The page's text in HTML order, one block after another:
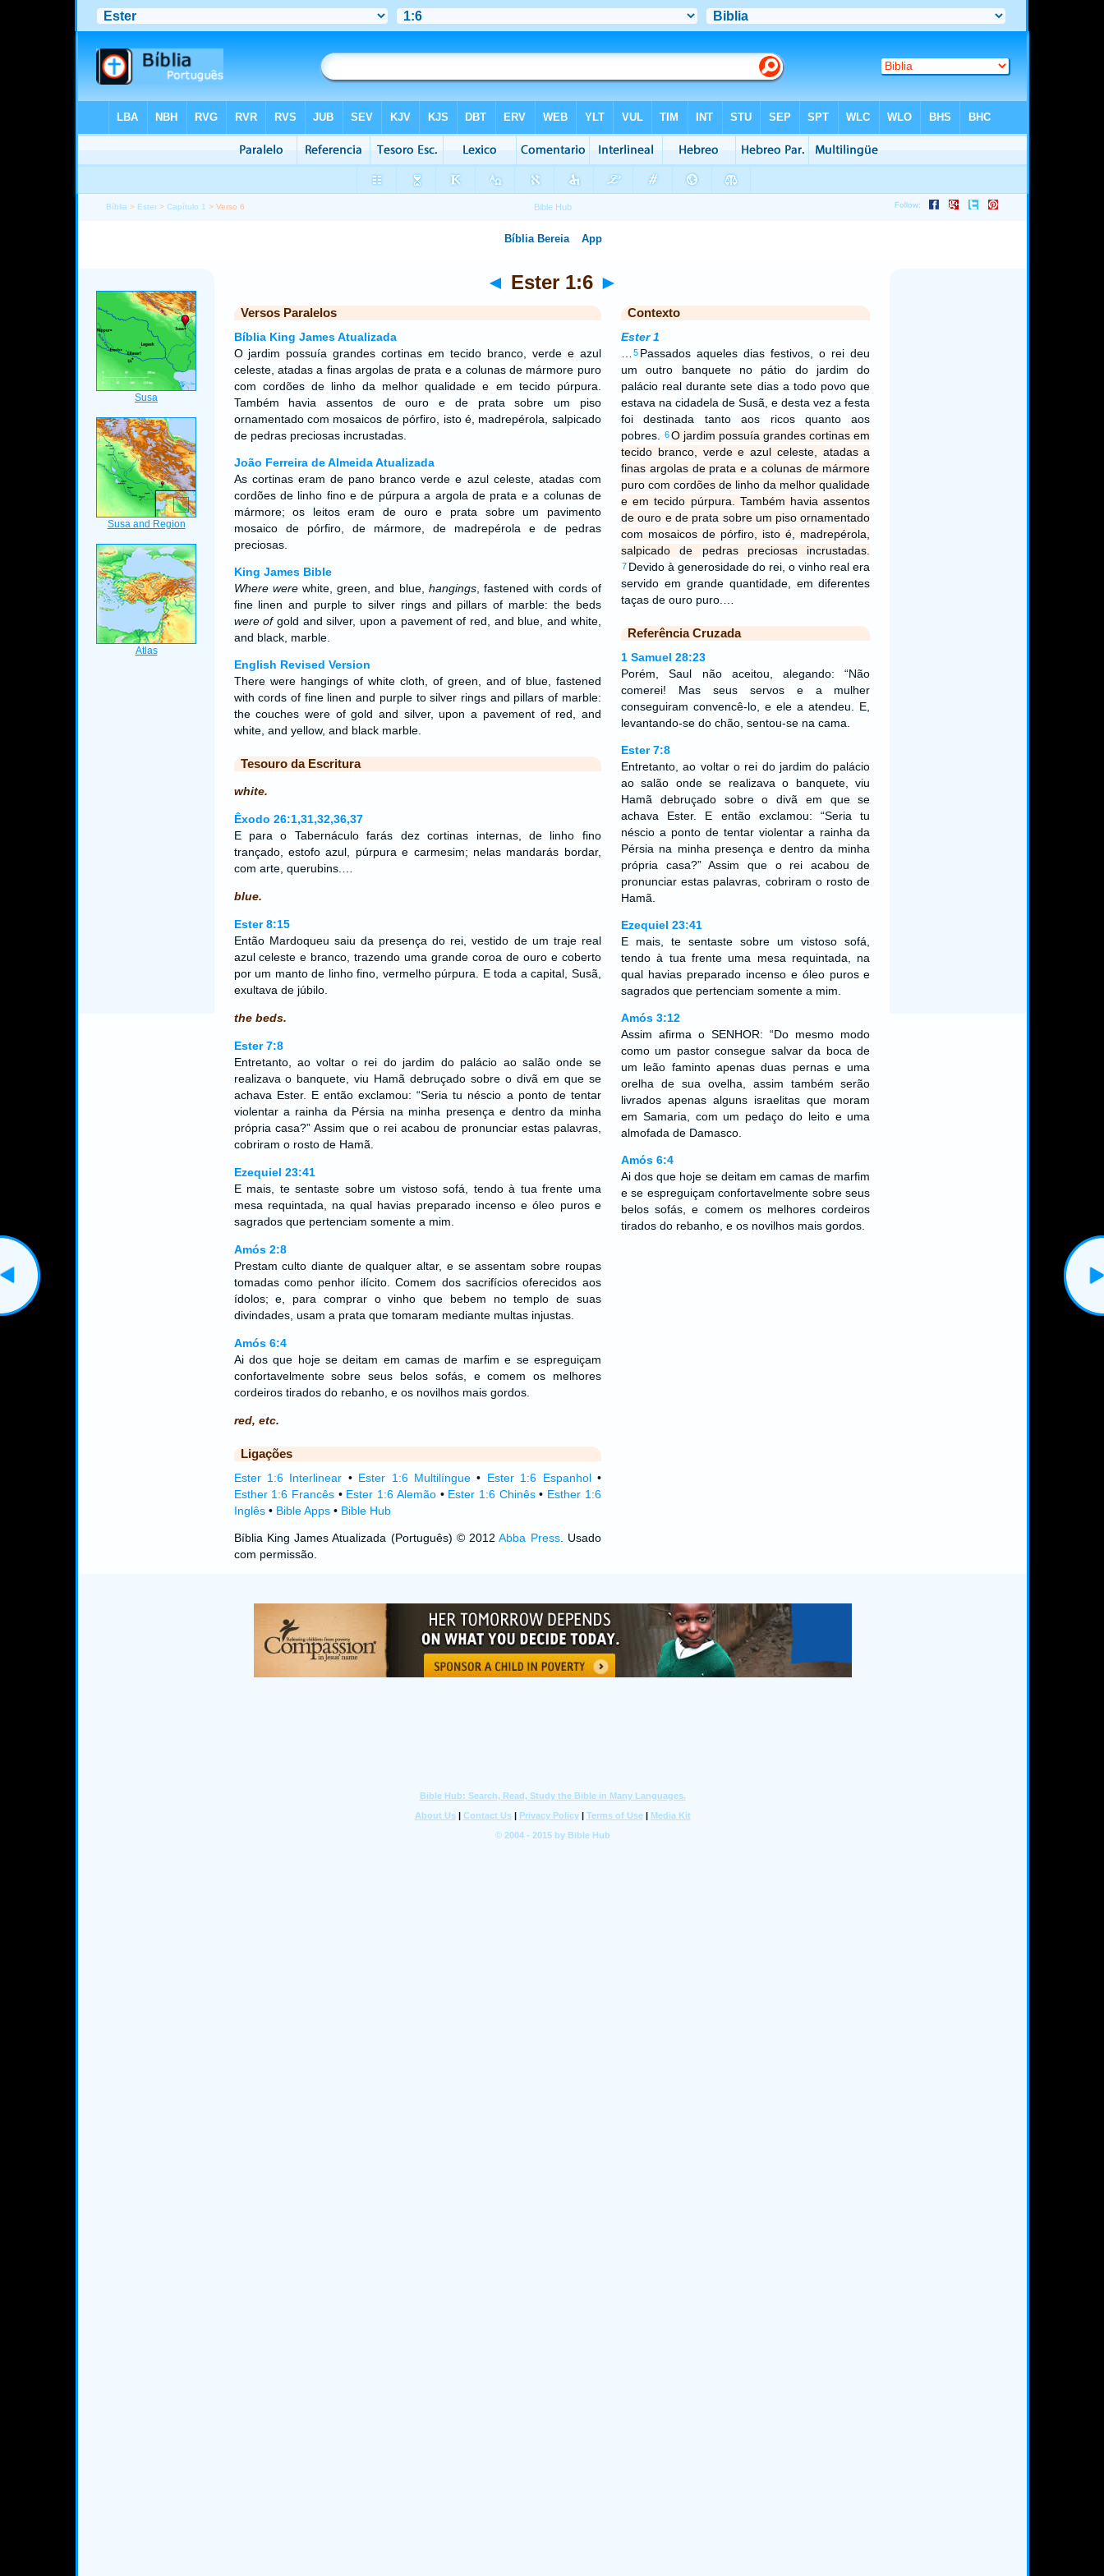
Bíblia > Ester >Capítulo 1 > Verso 6
◄ Ester 1:6 ►
Versos Paralelos
Bíblia King James Atualizada
O jardim possuía grandes cortinas em tecido branco, verde e azul
celeste, atadas a finas argolas de prata e a colunas de mármore puro
com cordões de linho da melhor qualidade e em tecido púrpura.
Também havia assentos de ouro e de prata sobre um piso
ornamentado com mosaicos de pórfiro, isto é, madrepérola, salpicado
de pedras preciosas incrustadas.
João Ferreira de Almeida Atualizada
As cortinas eram de pano branco verde e azul celeste, atadas com
cordões de linho fino e de púrpura a argola de prata e a colunas de
mármore; os leitos eram de ouro e prata sobre um pavimento
mosaico de pórfiro, de mármore, de madrepérola e de pedras
preciosas.
King James Bible
Where werewhite, green, and blue, hangings, fastened with cords of
fine linen and purple to silver rings and pillars of marble: the beds
were ofgold and silver, upon a pavement of red, and blue, and white,
and black, marble.
English Revised Version
There were hangings of white cloth, of green, and of blue, fastened
with cords of fine linen and purple to silver rings and pillars of marble:
the couches were of gold and silver, upon a pavement of red, and
white, and yellow, and black marble.
Tesouro da Escritura
white.
Êxodo 26:1,31,32,36,37
E para o Tabernáculo farás dez cortinas internas, de linho fino
trançado, estofo azul, púrpura e carmesim; nelas mandarás bordar,
com arte, querubins.…
blue.
Ester 8:15
Então Mardoqueu saiu da presença do rei, vestido de um traje real
azul celeste e branco, trazendo uma grande coroa de ouro e coberto
por um manto de linho fino, vermelho púrpura. E toda a capital, Susã,
exultava de júbilo.
the beds.
Ester 7:8
Entretanto, ao voltar o rei do jardim do palácio ao salão onde se
realizava o banquete, viu Hamã debruçado sobre o divã em que se
achava Ester. E então exclamou: “Seria tu néscio a ponto de tentar
violentar a rainha da Pérsia na minha presença e dentro da minha
própria casa?” Assim que o rei acabou de pronunciar estas palavras,
cobriram o rosto de Hamã.
Ezequiel 23:41
E mais, te sentaste sobre um vistoso sofá, tendo à tua frente uma
mesa requintada, na qual havias preparado incenso e óleo puros e
sagrados que pertenciam somente a mim.
Amós 2:8
Prestam culto diante de qualquer altar, e se assentam sobre roupas
tomadas como penhor ilícito. Comem dos sacrifícios oferecidos aos
ídolos; e, para comprar o vinho que bebem no templo de suas
divindades, usam a prata que tomaram mediante multas injustas.
Amós 6:4
Ai dos que hoje se deitam em camas de marfim e se espreguiçam
confortavelmente sobre seus belos sofás, e comem os melhores
cordeiros tirados do rebanho, e os novilhos mais gordos.
red, etc.
Ligações
Ester 1:6 Interlinear • Ester 1:6 Multilíngue• Ester 1:6 Espanhol•
Esther 1:6 Francês• Ester 1:6 Alemão• Ester 1:6 Chinês• Esther 1:6
Inglês• Bible Apps• Bible Hub
Bíblia King James Atualizada (Português) © 2012Abba Press. Usado
com permissão.
Contexto
Ester 1
5 Passados aqueles dias festivos, o rei deu
um outro banquete no pátio do jardim do
palácio real durante sete dias a todo povo que
estava na cidadela de Susã, e desta vez a festa
foi destinada tanto aos ricos quanto aos
pobres.
6O jardim possuía grandes cortinas em
tecido branco, verde e azul celeste, atadas a
finas argolas de prata e a colunas de mármore
puro com cordões de linho da melhor qualidade
e em tecido púrpura. Também havia assentos
de ouro e de prata sobre um piso ornamentado
com mosaicos de pórfiro, isto é, madrepérola,
salpicado de pedras preciosas incrustadas.
7 Devido à generosidade do rei, o vinho real era
servido em grande quantidade, em diferentes
taças de ouro puro.…
Referência Cruzada
1 Samuel 28:23
Porém, Saul não aceitou, alegando: “Não
comerei! Mas seus servos e a mulher
conseguiram convencê-lo, e ele a atendeu. E,
levantando-se do chão, sentou-se na cama.
Ester 7:8
Entretanto, ao voltar o rei do jardim do palácio
ao salão onde se realizava o banquete, viu
Hamã debruçado sobre o divã em que se
achava Ester. E então exclamou: “Seria tu
néscio a ponto de tentar violentar a rainha da
Pérsia na minha presença e dentro da minha
própria casa?” Assim que o rei acabou de
pronunciar estas palavras, cobriram o rosto de
Hamã.
Ezequiel 23:41
E mais, te sentaste sobre um vistoso sofá,
tendo à tua frente uma mesa requintada, na
qual havias preparado incenso e óleo puros e
sagrados que pertenciam somente a mim.
Amós 3:12
Assim afirma o SENHOR: “Do mesmo modo
como um pastor consegue salvar da boca de
um leão faminto apenas duas pernas e uma
orelha de sua ovelha, assim também serão
livrados apenas alguns israelitas que moram
em Samaria, com um pedaço do leito e uma
almofada de Damasco.
Amós 6:4
Ai dos que hoje se deitam em camas de marfim
e se espreguiçam confortavelmente sobre seus
belos sofás, e comem os melhores cordeiros
tirados do rebanho, e os novilhos mais gordos.